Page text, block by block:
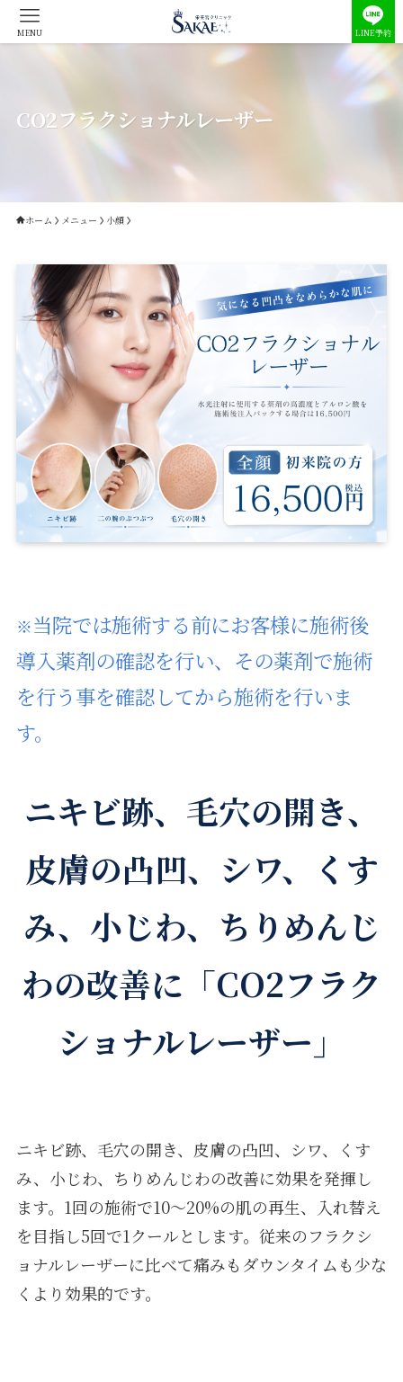
LINE予約
MENU
CO2フラクショナルレーザー
ホーム メニュー 小顔
※当院では施術する前にお客様に施術後
導入薬剤の確認を行い、その薬剤で施術
を行う事を確認してから施術を行いま
す。
ニキビ跡、毛穴の開き、
皮膚の凸凹、シワ、くす
み、小じわ、ちりめんじ
わの改善に「CO2フラク
ショナルレーザー」
ニキビ跡、毛穴の開き、皮膚の凸凹、シワ、くす
み、小じわ、ちりめんじわの改善に効果を発揮し
ます。1回の施術で10～20%の肌の再生、入れ替え
を目指し5回で1クールとします。従来のフラクシ
ョナルレーザーに比べて痛みもダウンタイムも少な
くより効果的です。